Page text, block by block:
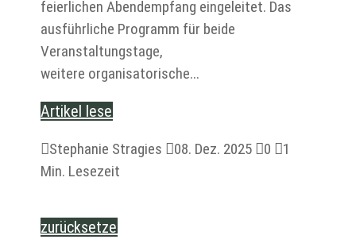
feierlichen Abendempfang eingeleitet. Das
ausführliche Programm für beide
Veranstaltungstage,
weitere organisatorische...
Artikel lesen
Stephanie Stragies 08. Dez. 2025 0 1
Min. Lesezeit
zurücksetzen